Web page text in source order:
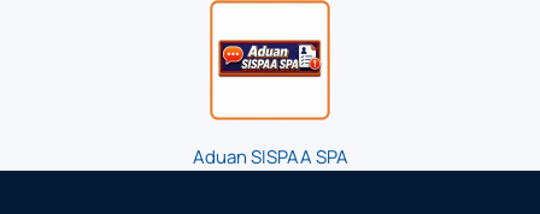
Aduan SISPAA SPA